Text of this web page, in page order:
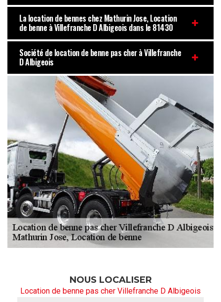
La location de bennes chez Mathurin Jose, Location
de benne à Villefranche D Albigeois dans le 81430
Société de location de benne pas cher à Villefranche
D Albigeois
NOUS LOCALISER
Location de benne pas cher Villefranche D Albigeois